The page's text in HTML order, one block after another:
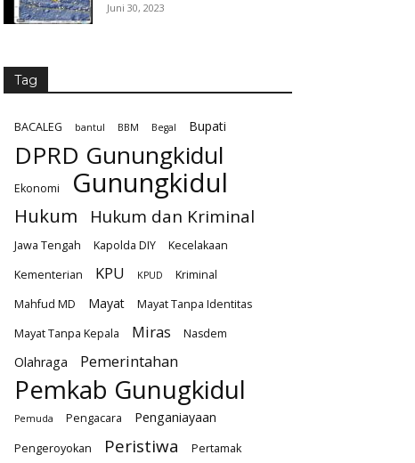
Juni 30, 2023
Tag
BACALEG bantul BBM Begal Bupati
DPRD Gunungkidul
Ekonomi Gunungkidul
Hukum Hukum dan Kriminal
Jawa Tengah Kapolda DIY
Kecelakaan
Kementerian
KPU KPUD
Kriminal
Mahfud MD
Mayat
Mayat Tanpa Identitas
Mayat Tanpa Kepala
Miras Nasdem
Olahraga Pemerintahan
Pemkab Gunugkidul
Pemuda Pengacara Penganiayaan
Pengeroyokan Peristiwa Pertamak